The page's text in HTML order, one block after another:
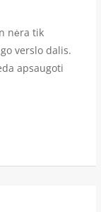
nėra tik
verslo dalis.
apsaugoti